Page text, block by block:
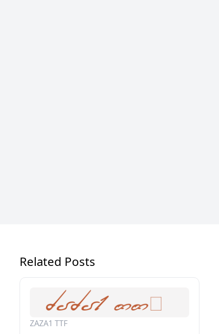
Related Posts
ZAZA1 TTF